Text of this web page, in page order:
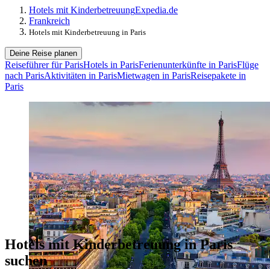
Hotels mit KinderbetreuungExpedia.de
Frankreich
Hotels mit Kinderbetreuung in Paris
Deine Reise planen
Reiseführer für ParisHotels in ParisFerienunterkünfte in ParisFlüge
nach ParisAktivitäten in ParisMietwagen in ParisReisepakete in
Paris
Hotels mit Kinderbetreuung in Paris
suchen